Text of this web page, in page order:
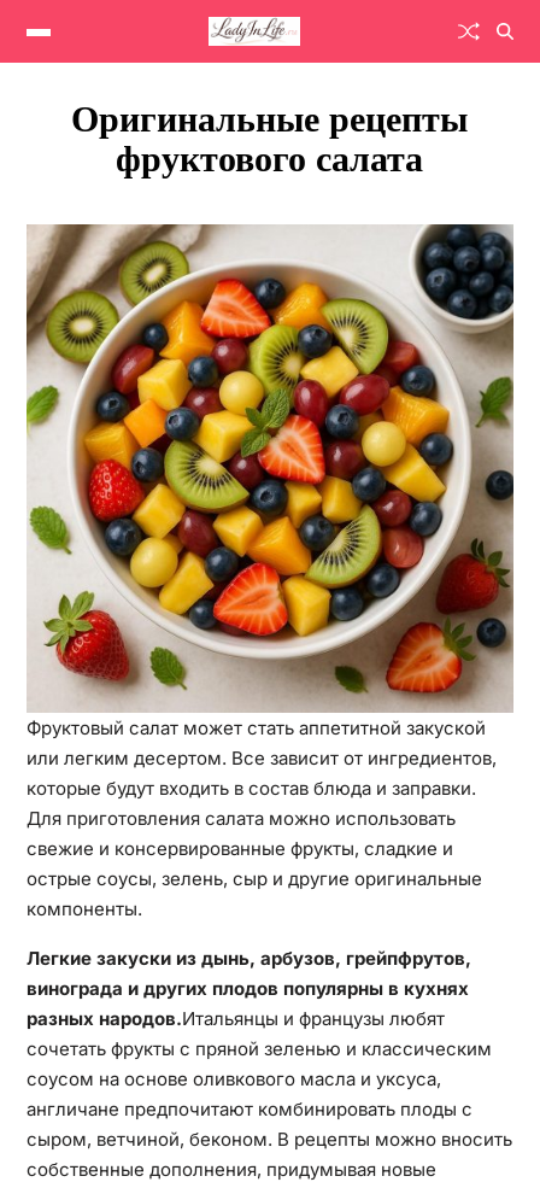
Оригинальные рецепты
фруктового салата
Фруктовый салат может стать аппетитной закуской
или легким десертом. Все зависит от ингредиентов,
которые будут входить в состав блюда и заправки.
Для приготовления салата можно использовать
свежие и консервированные фрукты, сладкие и
острые соусы, зелень, сыр и другие оригинальные
компоненты.
Легкие закуски из дынь, арбузов, грейпфрутов,
винограда и других плодов популярны в кухнях
разных народов.Итальянцы и французы любят
сочетать фрукты с пряной зеленью и классическим
соусом на основе оливкового масла и уксуса,
англичане предпочитают комбинировать плоды с
сыром, ветчиной, беконом. В рецепты можно вносить
собственные дополнения, придумывая новые